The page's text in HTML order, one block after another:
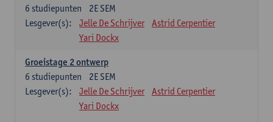
2E SEM
6 studiepunten
Lesgever(s):
Jelle De Schrijver
Astrid Cerpentier
Yari Dockx
Groeistage 2 ontwerp
2E SEM
6 studiepunten
Lesgever(s):
Jelle De Schrijver
Astrid Cerpentier
Yari Dockx